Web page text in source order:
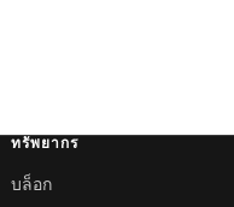
ทรัพยากร
บล็อก